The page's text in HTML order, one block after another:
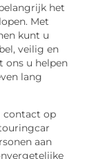
het
Met
kunt u
veilig en
ons u helpen
lang
contact op
aan